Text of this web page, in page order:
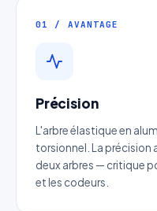
01 / AVANTAGE
Précision
L'arbre élastique en
torsionnel. La précision
deux arbres — critique
et les codeurs.